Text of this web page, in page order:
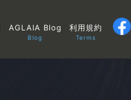
AGLAIA Blog
Blog
利用規約
Terms